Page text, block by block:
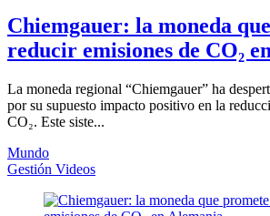
Chiemgauer: la moneda
reducir emisiones de CO₂
La moneda regional “Chiemgauer” ha
por su supuesto impacto positivo en la
CO₂. Este siste...
Mundo
Gestión Videos